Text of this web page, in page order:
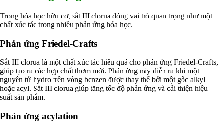
Trong hóa học hữu cơ, sắt III clorua đóng vai trò quan trọng như một
chất xúc tác trong nhiều phản ứng hóa học.
Phản ứng Friedel-Crafts
Sắt III clorua là một chất xúc tác hiệu quả cho phản ứng Friedel-Crafts,
giúp tạo ra các hợp chất thơm mới. Phản ứng này diễn ra khi một
nguyên tử hydro trên vòng benzen được thay thế bởi một gốc alkyl
hoặc acyl. Sắt III clorua giúp tăng tốc độ phản ứng và cải thiện hiệu
suất sản phẩm.
Phản ứng acylation